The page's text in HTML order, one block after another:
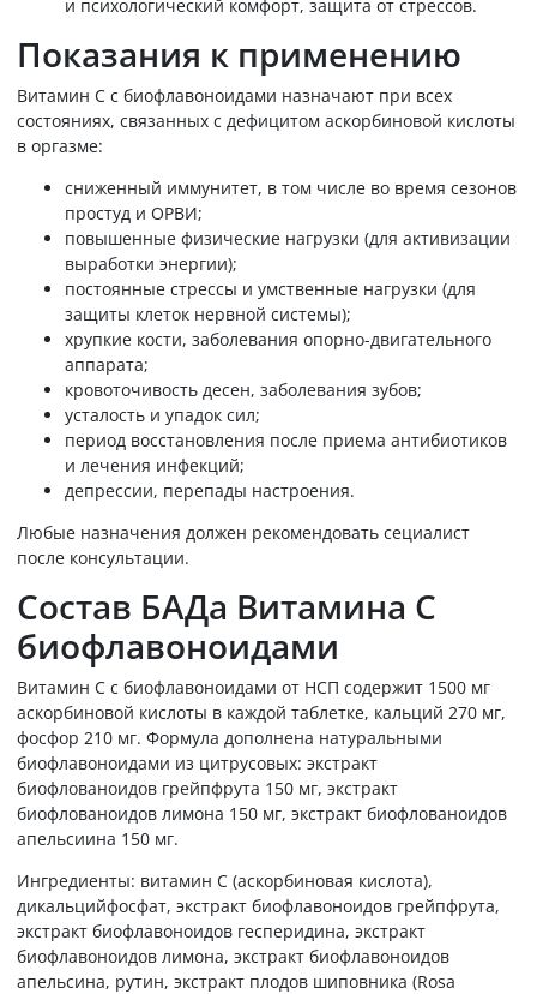
и психологический комфорт, защита от стрессов.
Показания к применению
Витамин С с биофлавоноидами назначают при всех
состояниях, связанных с дефицитом аскорбиновой кислоты
в оргазме:
сниженный иммунитет, в том числе во время сезонов
простуд и ОРВИ;
повышенные физические нагрузки (для активизации
выработки энергии);
постоянные стрессы и умственные нагрузки (для
защиты клеток нервной системы);
хрупкие кости, заболевания опорно-двигательного
аппарата;
кровоточивость десен, заболевания зубов;
усталость и упадок сил;
период восстановления после приема антибиотиков
и лечения инфекций;
депрессии, перепады настроения.
Любые назначения должен рекомендовать сециалист
после консультации.
Состав БАДа Витамина С
биофлавоноидами
Витамин С с биофлавоноидами от НСП содержит 1500 мг
аскорбиновой кислоты в каждой таблетке, кальций 270 мг,
фосфор 210 мг. Формула дополнена натуральными
биофлавоноидами из цитрусовых: экстракт
биофлованоидов грейпфрута 150 мг, экстракт
биофлованоидов лимона 150 мг, экстракт биофлованоидов
апельсиина 150 мг.
Ингредиенты: витамин С (аскорбиновая кислота),
дикальцийфосфат, экстракт биофлавоноидов грейпфрута,
экстракт биофлавоноидов гесперидина, экстракт
биофлавоноидов лимона, экстракт биофлавоноидов
апельсина, рутин, экстракт плодов шиповника (Rosa